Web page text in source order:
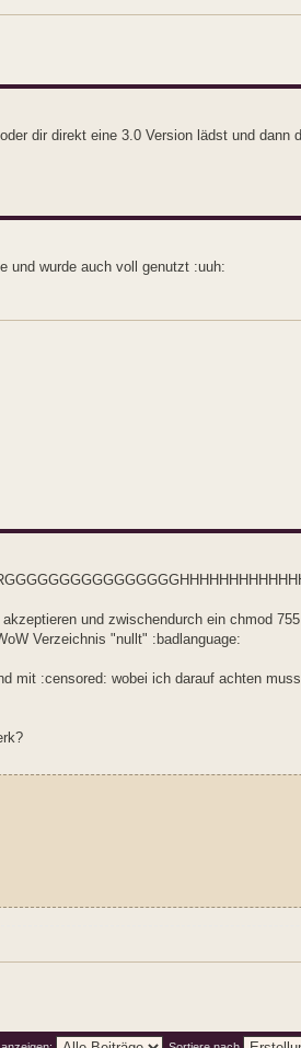
dir direkt eine 3.0 Version lädst und dann
und wurde auch voll genutzt :uuh:
und zwischendurch ein chmod
Verzeichnis "nullt" :badlanguage:
mit :censored: wobei ich darauf achten